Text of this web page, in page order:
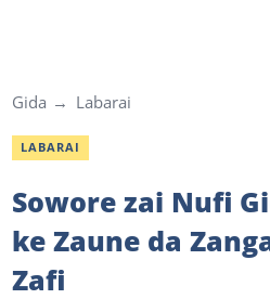
Gida Labarai
LABARAI
Sowore zai Nufi
ke Zaune da
Zafi